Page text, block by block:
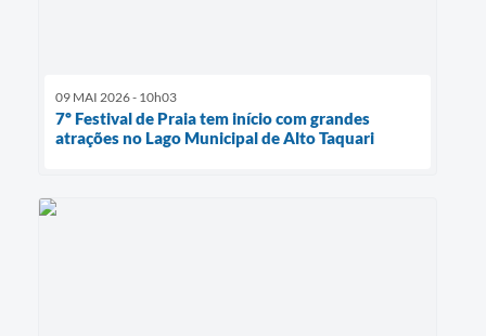
09 MAI 2026 - 10h03
7º Festival de Praia tem início com grandes
atrações no Lago Municipal de Alto Taquari